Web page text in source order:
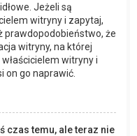
Jeżeli są
witryny i zapytaj,
prawdopodobieństwo, że
witryny, na której
witryny i
on go naprawić.
czas temu, ale teraz nie